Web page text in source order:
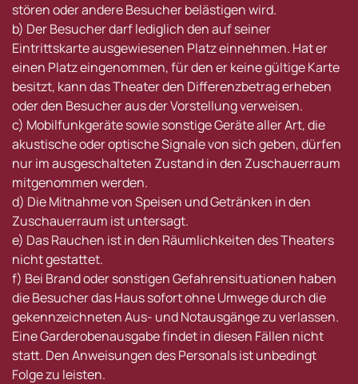
stören oder andere Besucher belästigen wird.
b) Der Besucher darf lediglich den auf seiner
Eintrittskarte ausgewiesenen Platz einnehmen. Hat er
einen Platz eingenommen, für den er keine gültige Karte
besitzt, kann das Theater den Differenzbetrag erheben
oder den Besucher aus der Vorstellung verweisen.
c) Mobilfunkgeräte sowie sonstige Geräte aller Art, die
akustische oder optische Signale von sich geben, dürfen
nur im ausgeschalteten Zustand in den Zuschauerraum
mitgenommen werden.
d) Die Mitnahme von Speisen und Getränken in den
Zuschauerraum ist untersagt.
e) Das Rauchen ist in den Räumlichkeiten des Theaters
nicht gestattet.
f) Bei Brand oder sonstigen Gefahrensituationen haben
die Besucher das Haus sofort ohne Umwege durch die
gekennzeichneten Aus- und Notausgänge zu verlassen.
Eine Garderobenausgabe findet in diesen Fällen nicht
statt. Den Anweisungen des Personals ist unbedingt
Folge zu leisten.